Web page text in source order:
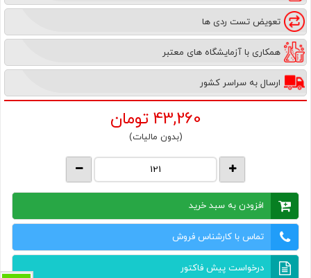
تعویض تست ردی ها
همکاری با آزمایشگاه های معتبر
ارسال به سراسر کشور
43,260 تومان
(بدون مالیات)
افزودن به سبد خرید
تماس با کارشناس فروش
درخواست پیش فاکتور